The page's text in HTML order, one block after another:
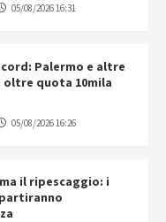
05/08/2026 16:31
Palermo e altre
oltre quota 10mila
05/08/2026 16:26
il ripescaggio: i